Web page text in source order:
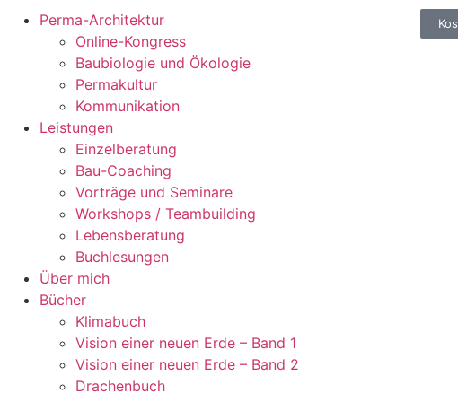
Perma-Architektur
Online-Kongress
Baubiologie und Ökologie
Permakultur
Kommunikation
Leistungen
Einzelberatung
Bau-Coaching
Vorträge und Seminare
Workshops / Teambuilding
Lebensberatung
Buchlesungen
Über mich
Bücher
Klimabuch
Vision einer neuen Erde – Band 1
Vision einer neuen Erde – Band 2
Drachenbuch